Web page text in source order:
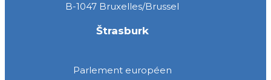
B-1047 Bruxelles/Brussel
Štrasburk
Parlement européen